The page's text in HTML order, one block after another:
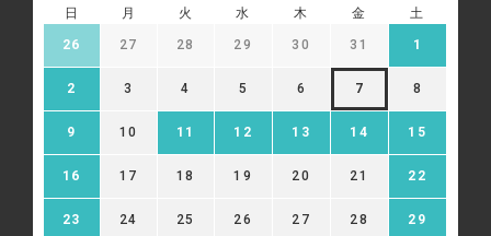
日 月 火 水 木 金 土
26 27 28 29 30 31 1
2 3 4 5 6 7 8
9 10 11 12 13 14 15
16 17 18 19 20 21 22
23 24 25 26 27 28 29